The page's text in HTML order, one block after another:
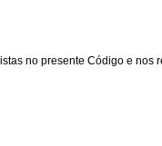
no presente Código e nos